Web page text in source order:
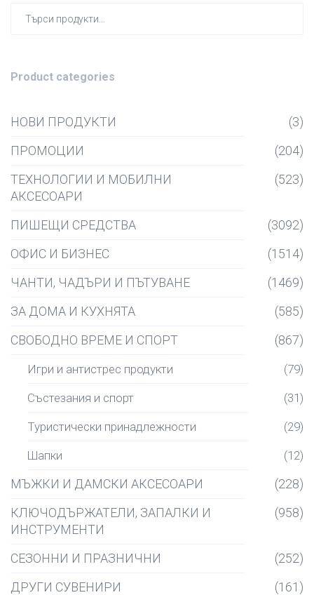
Product categories
НОВИ ПРОДУКТИ
(3)
ПРОМОЦИИ
(204)
ТЕХНОЛОГИИ И МОБИЛНИ
АКСЕСОАРИ
(523)
ПИШЕЩИ СРЕДСТВА
(3092)
ОФИС И БИЗНЕС
(1514)
ЧАНТИ, ЧАДЪРИ И ПЪТУВАНЕ
(1469)
ЗА ДОМА И КУХНЯТА
(585)
СВОБОДНО ВРЕМЕ И СПОРТ
(867)
Игри и антистрес продукти (79)
Състезания и спорт (31)
Туристически принадлежности (29)
Шапки (12)
МЪЖКИ И ДАМСКИ АКСЕСОАРИ
(228)
КЛЮЧОДЪРЖАТЕЛИ, ЗАПАЛКИ И
ИНСТРУМЕНТИ
(958)
СЕЗОННИ И ПРАЗНИЧНИ
(252)
ДРУГИ СУВЕНИРИ
(161)